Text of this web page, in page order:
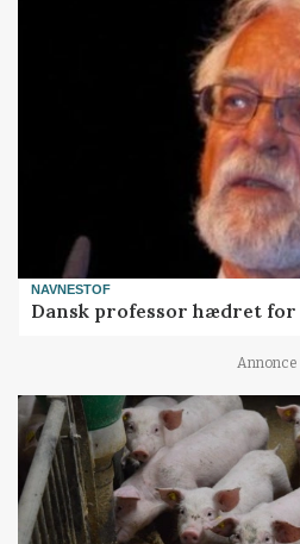
NAVNESTOF
Dansk professor hædret
Annonce